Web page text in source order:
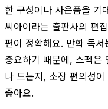
한 구성이나 사은품을 기
씨아이라는 출판사의 편
편이 정확해요. 만화 독
중요하기 때문에, 스펙은
나 드는지, 소장 편의성
좋아요.